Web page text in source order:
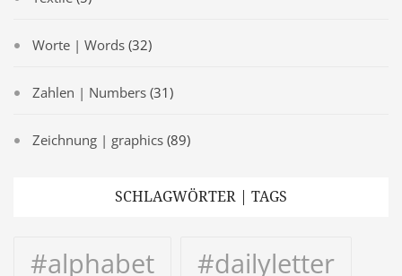
Worte | Words (32)
Zahlen | Numbers (31)
Zeichnung | graphics (89)
SCHLAGWÖRTER | TAGS
#alphabet
#dailyletter